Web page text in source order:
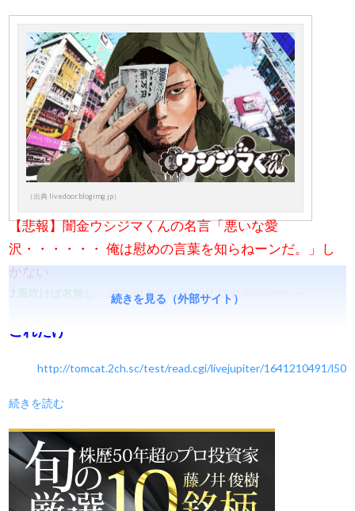
（出典 livedoor.blogimg.jp）
【悲報】闇金ウシジマくんの名言「悪いな愛
沢・・・・・・ 俺は慰めの言葉を知らねーンだ。」し
かない
風吹けば名無し ：2022/01/03(月) 20:48:11.12 ID:sPvItNTN0.net
これだけ
http://tomcat.2ch.sc/test/read.cgi/livejupiter/1641210491/l50
続きを読む
続きを見る（外部サイト）